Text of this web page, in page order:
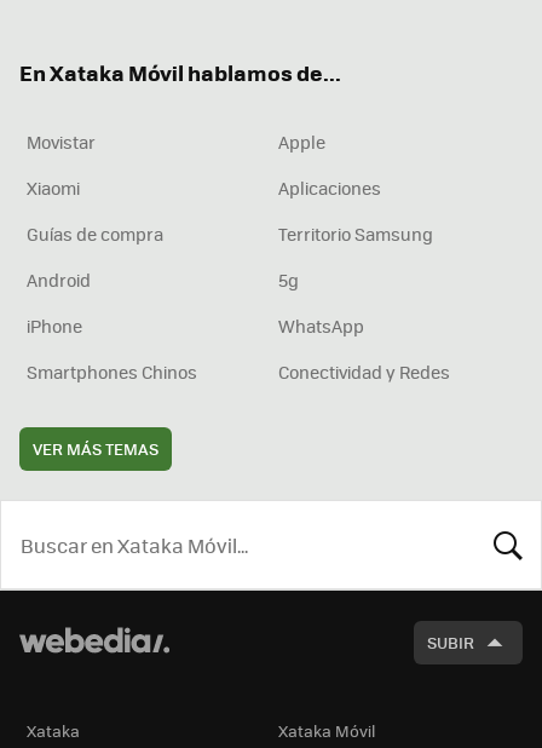
En Xataka Móvil hablamos de...
Movistar
Apple
Xiaomi
Aplicaciones
Guías de compra
Territorio Samsung
Android
5g
iPhone
WhatsApp
Smartphones Chinos
Conectividad y Redes
VER MÁS TEMAS
SUBIR
Xataka Xataka Móvil